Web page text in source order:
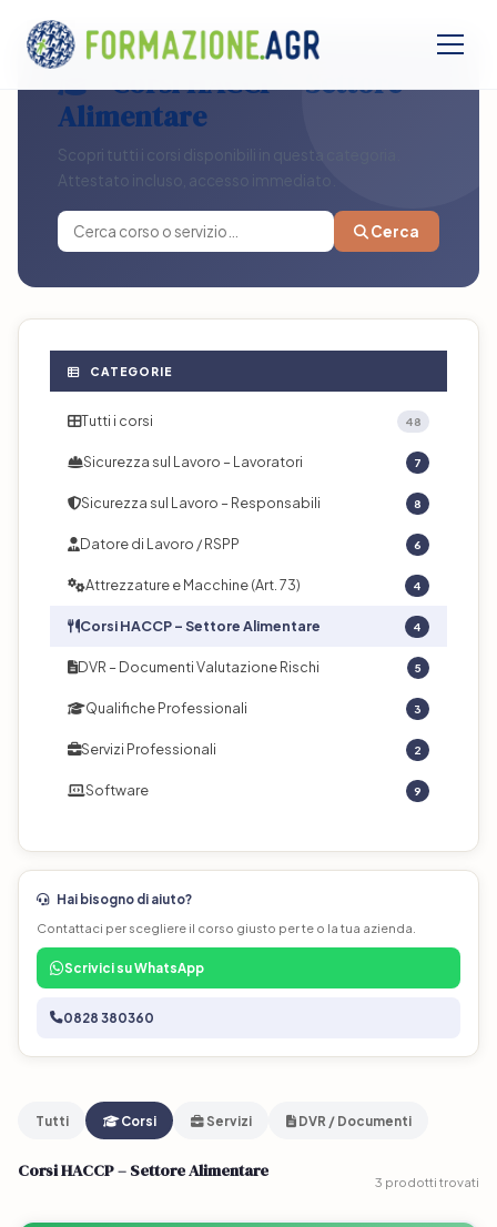
Corsi HACCP – Settore
Alimentare
Scopri tutti i corsi disponibili in questa categoria.
Attestato incluso, accesso immediato.
Cerca
CATEGORIE
Tutti i corsi 48
Sicurezza sul Lavoro – Lavoratori 7
Sicurezza sul Lavoro – Responsabili 8
Datore di Lavoro / RSPP 6
Attrezzature e Macchine (Art. 73) 4
Corsi HACCP – Settore Alimentare 4
DVR – Documenti Valutazione Rischi 5
Qualifiche Professionali 3
Servizi Professionali 2
Software 9
Hai bisogno di aiuto?
Contattaci per scegliere il corso giusto per te o la tua azienda.
Scrivici su WhatsApp
0828 380360
Tutti Corsi Servizi DVR / Documenti
Corsi HACCP – Settore Alimentare
3 prodotti trovati